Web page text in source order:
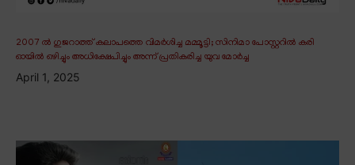
2007 ൽ ഗുജറാത്ത് കലാപത്തെ വിമർശിച്ച മമ്മൂട്ടി; സിനിമാ പോസ്റ്ററിൽ കരി
ഓയിൽ ഒഴിച്ചും അധിക്ഷേപിച്ചും അന്ന് പ്രതികരിച്ച യുവ മോർച്ച
April 1, 2025